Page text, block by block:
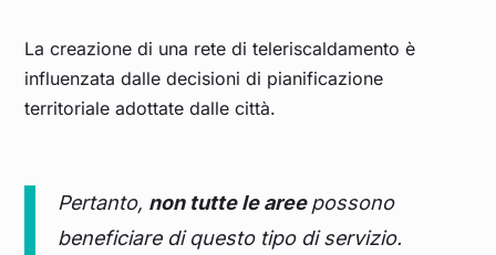
La creazione di una rete di teleriscaldamento è
influenzata dalle decisioni di pianificazione
territoriale adottate dalle città.
Pertanto, non tutte le areepossono
beneficiare di questo tipo di servizio.